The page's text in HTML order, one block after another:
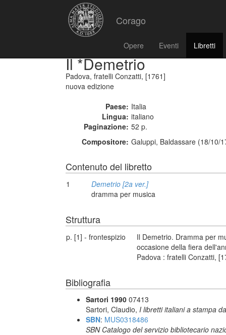
Corago
Opere Eventi Libretti
Il *Demetrio
Padova, fratelli Conzatti, [1761]
nuova edizione
Paese: Italia
Lingua: italiano
Paginazione: 52 p.
Compositore: Galuppi, Baldassare (18/10/
Contenuto del libretto
1
Demetrio [2a ver.]
dramma per musica
Struttura
p. [1] - frontespizio
Il Demetrio. Dramma per
occasione della fiera
Padova : fratelli Conzatti,
Bibliografia
Sartori 1990 07413
Sartori, Claudio, I libretti italiani a stampa
SBN: MUS0318486
SBN Catalogo del servizio bibliotecario